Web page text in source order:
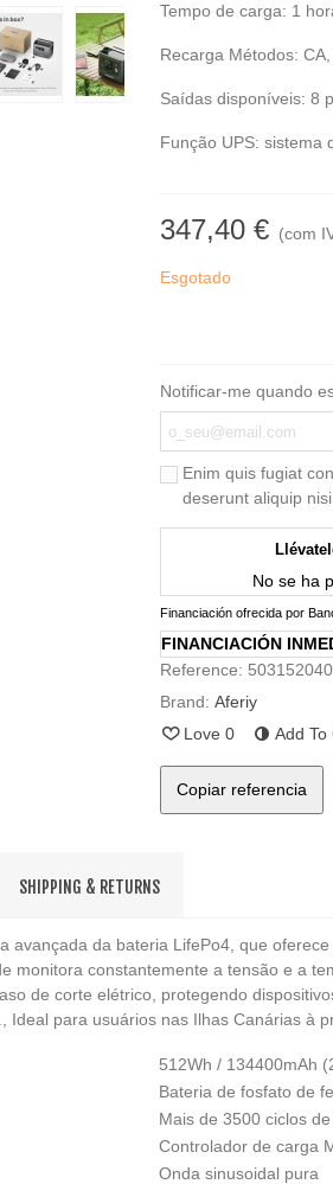
Tempo de carga: 1
Recarga Métodos:
Saídas disponíveis: 8
Função UPS: sistema
347,40 € (com
Esgotado
Notificar-me quando
Enim quis fugiat
deserunt aliquip
No se ha
Financiación ofrecida por
FINANCIACIÓN
Reference:
Brand: Aferiy
Love 0 Add To
Copiar referencia
SHIPPING & RETURNS
avançada da bateria LifePo4, que
monitora constantemente a tensão e a
de corte elétrico, protegendo
Ideal para usuários nas Ilhas Canárias à
512Wh / 134400mAh
Bateria de fosfato de
Mais de 3500 ciclos
Controlador de carga
Onda sinusoidal pura